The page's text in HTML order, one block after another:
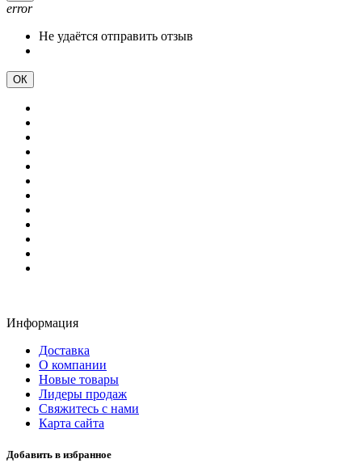
error
Не удаётся отправить отзыв
ОК
Информация
Доставка
О компании
Новые товары
Лидеры продаж
Свяжитесь с нами
Карта сайта
Добавить в избранное